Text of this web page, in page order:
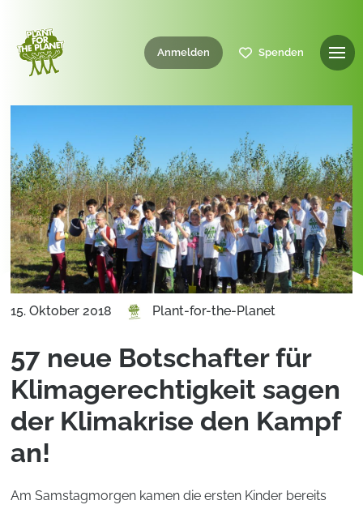
Anmelden Spenden
15. Oktober 2018 Plant-for-the-Planet
57 neue Botschafter für
Klimagerechtigkeit sagen
der Klimakrise den Kampf
an!
Am Samstagmorgen kamen die ersten Kinder bereits